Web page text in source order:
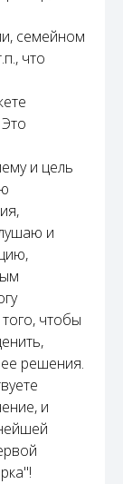
семейном
что
и цель
и
чтобы
решения.
и